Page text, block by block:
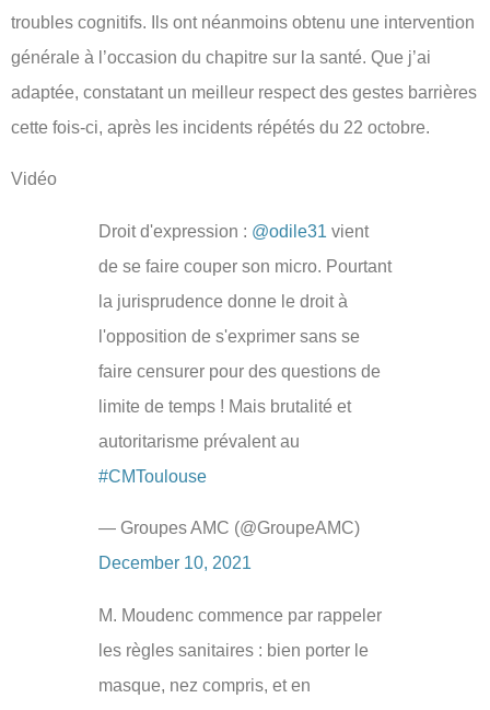
troubles cognitifs. Ils ont néanmoins obtenu une intervention
générale à l’occasion du chapitre sur la santé. Que j’ai
adaptée, constatant un meilleur respect des gestes barrières
cette fois-ci, après les incidents répétés du 22 octobre.
Vidéo
Droit d'expression : @odile31 vient
de se faire couper son micro. Pourtant
la jurisprudence donne le droit à
l'opposition de s'exprimer sans se
faire censurer pour des questions de
limite de temps ! Mais brutalité et
autoritarisme prévalent au
#CMToulouse
— Groupes AMC (@GroupeAMC)
December 10, 2021
M. Moudenc commence par rappeler
les règles sanitaires : bien porter le
masque, nez compris, et en